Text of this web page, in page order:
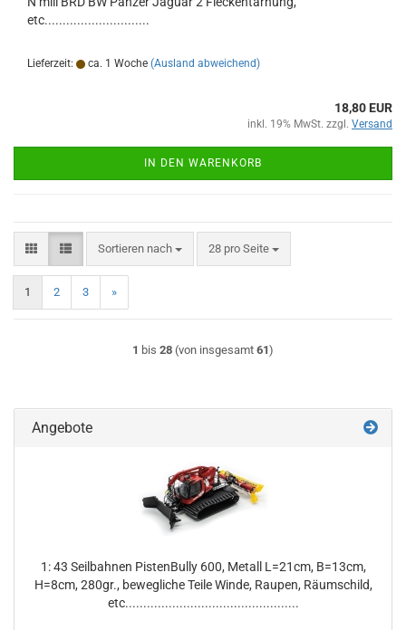
etc.............................
Lieferzeit: ca. 1 Woche (Ausland abweichend)
18,80 EUR
inkl. 19% MwSt. zzgl. Versand
IN DEN WARENKORB
Sortieren nach
Sortieren nach 28 pro Seite
pro Seite
1 2 3 »
1 bis 28 (von insgesamt 61)
Angebote
1: 43 Seilbahnen PistenBully 600, Metall L=21cm, B=13cm,
H=8cm, 280gr., bewegliche Teile Winde, Raupen, Räumschild,
etc................................................